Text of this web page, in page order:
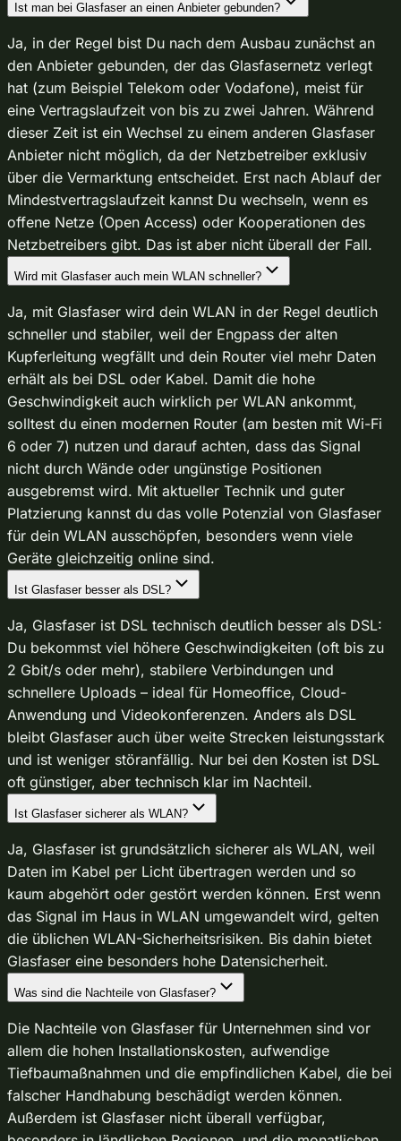
Ist man bei Glasfaser an einen Anbieter gebunden?
Ja, in der Regel bist Du nach dem Ausbau zunächst an
den Anbieter gebunden, der das Glasfasernetz verlegt
hat (zum Beispiel Telekom oder Vodafone), meist für
eine Vertragslaufzeit von bis zu zwei Jahren. Während
dieser Zeit ist ein Wechsel zu einem anderen Glasfaser
Anbieter nicht möglich, da der Netzbetreiber exklusiv
über die Vermarktung entscheidet. Erst nach Ablauf der
Mindestvertragslaufzeit kannst Du wechseln, wenn es
offene Netze (Open Access) oder Kooperationen des
Netzbetreibers gibt. Das ist aber nicht überall der Fall.
Wird mit Glasfaser auch mein WLAN schneller?
Ja, mit Glasfaser wird dein WLAN in der Regel deutlich
schneller und stabiler, weil der Engpass der alten
Kupferleitung wegfällt und dein Router viel mehr Daten
erhält als bei DSL oder Kabel. Damit die hohe
Geschwindigkeit auch wirklich per WLAN ankommt,
solltest du einen modernen Router (am besten mit Wi-Fi
6 oder 7) nutzen und darauf achten, dass das Signal
nicht durch Wände oder ungünstige Positionen
ausgebremst wird. Mit aktueller Technik und guter
Platzierung kannst du das volle Potenzial von Glasfaser
für dein WLAN ausschöpfen, besonders wenn viele
Geräte gleichzeitig online sind.
Ist Glasfaser besser als DSL?
Ja, Glasfaser ist DSL technisch deutlich besser als DSL:
Du bekommst viel höhere Geschwindigkeiten (oft bis zu
2 Gbit/s oder mehr), stabilere Verbindungen und
schnellere Uploads – ideal für Homeoffice, Cloud-
Anwendung und Videokonferenzen. Anders als DSL
bleibt Glasfaser auch über weite Strecken leistungsstark
und ist weniger störanfällig. Nur bei den Kosten ist DSL
oft günstiger, aber technisch klar im Nachteil.
Ist Glasfaser sicherer als WLAN?
Ja, Glasfaser ist grundsätzlich sicherer als WLAN, weil
Daten im Kabel per Licht übertragen werden und so
kaum abgehört oder gestört werden können. Erst wenn
das Signal im Haus in WLAN umgewandelt wird, gelten
die üblichen WLAN-Sicherheitsrisiken. Bis dahin bietet
Glasfaser eine besonders hohe Datensicherheit.
Was sind die Nachteile von Glasfaser?
Die Nachteile von Glasfaser für Unternehmen sind vor
allem die hohen Installationskosten, aufwendige
Tiefbaumaßnahmen und die empfindlichen Kabel, die bei
falscher Handhabung beschädigt werden können.
Außerdem ist Glasfaser nicht überall verfügbar,